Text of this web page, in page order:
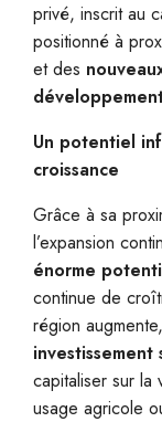
privé, inscrit au
positionné à
et des
Un potentiel
croissance
Grâce à sa
l’expansion
énorme
continue de
région
capitaliser sur
usage agricole